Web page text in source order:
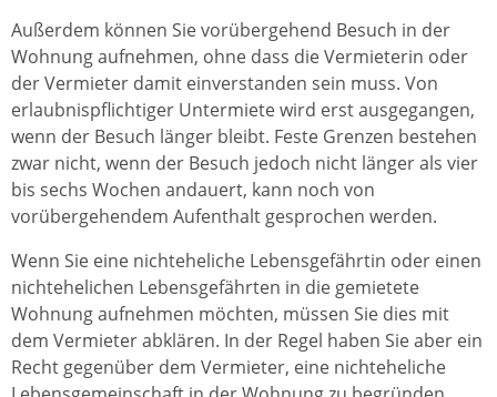
Außerdem können Sie vorübergehend Besuch in der
Wohnung aufnehmen, ohne dass die Vermieterin oder
der Vermieter damit einverstanden sein muss. Von
erlaubnispflichtiger Untermiete wird erst ausgegangen,
wenn der Besuch länger bleibt. Feste Grenzen bestehen
zwar nicht, wenn der Besuch jedoch nicht länger als vier
bis sechs Wochen andauert, kann noch von
vorübergehendem Aufenthalt gesprochen werden.
Wenn Sie eine nichteheliche Lebensgefährtin oder einen
nichtehelichen Lebensgefährten in die gemietete
Wohnung aufnehmen möchten, müssen Sie dies mit
dem Vermieter abklären. In der Regel haben Sie aber ein
Recht gegenüber dem Vermieter, eine nichteheliche